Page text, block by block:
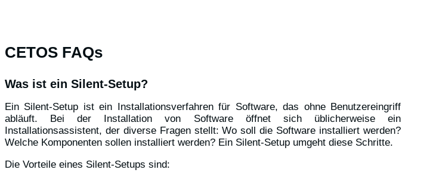
CETOS FAQs
Was ist ein Silent-Setup?
Ein Silent-Setup ist ein Installationsverfahren für Software, das ohne Benutzereingriff
abläuft. Bei der Installation von Software öffnet sich üblicherweise ein
Installationsassistent, der diverse Fragen stellt: Wo soll die Software installiert werden?
Welche Komponenten sollen installiert werden? Ein Silent-Setup umgeht diese Schritte.
Die Vorteile eines Silent-Setups sind: